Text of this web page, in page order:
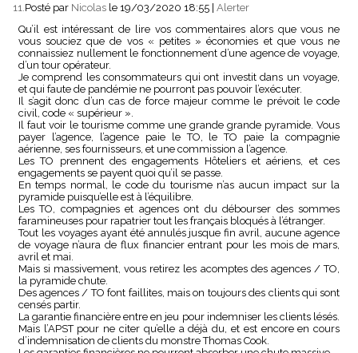
11.Posté par Nicolas le 19/03/2020 18:55 Alerter
Qu’il est intéressant de lire vos commentaires alors que vous ne
vous souciez que de vos « petites » économies et que vous ne
connaissiez nullement le fonctionnement d’une agence de voyage,
d’un tour opérateur.
Je comprend les consommateurs qui ont investit dans un voyage,
et qui faute de pandémie ne pourront pas pouvoir l’exécuter.
Il s’agit donc d’un cas de force majeur comme le prévoit le code
civil, code « supérieur ».
Il faut voir le tourisme comme une grande grande pyramide. Vous
payer l’agence, l’agence paie le TO, le TO paie la compagnie
aérienne, ses fournisseurs, et une commission a l’agence.
Les TO prennent des engagements Hôteliers et aériens, et ces
engagements se payent quoi qu’il se passe.
En temps normal, le code du tourisme n’as aucun impact sur la
pyramide puisqu’elle est à l’équilibre.
Les TO, compagnies et agences ont du débourser des sommes
faramineuses pour rapatrier tout les français bloqués à l’étranger.
Tout les voyages ayant été annulés jusque fin avril, aucune agence
de voyage n’aura de flux financier entrant pour les mois de mars,
avril et mai.
Mais si massivement, vous retirez les acomptes des agences / TO,
la pyramide chute.
Des agences / TO font faillites, mais on toujours des clients qui sont
censés partir.
La garantie financière entre en jeu pour indemniser les clients lésés.
Mais l’APST pour ne citer qu’elle a déjà du, et est encore en cours
d’indemnisation de clients du monstre Thomas Cook.